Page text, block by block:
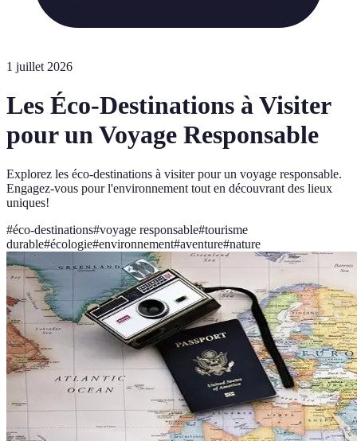
1 juillet 2026
Les Éco-Destinations à Visiter
pour un Voyage Responsable
Explorez les éco-destinations à visiter pour un voyage responsable.
Engagez-vous pour l'environnement tout en découvrant des lieux
uniques!
#éco-destinations#voyage responsable#tourisme
durable#écologie#environnement#aventure#nature